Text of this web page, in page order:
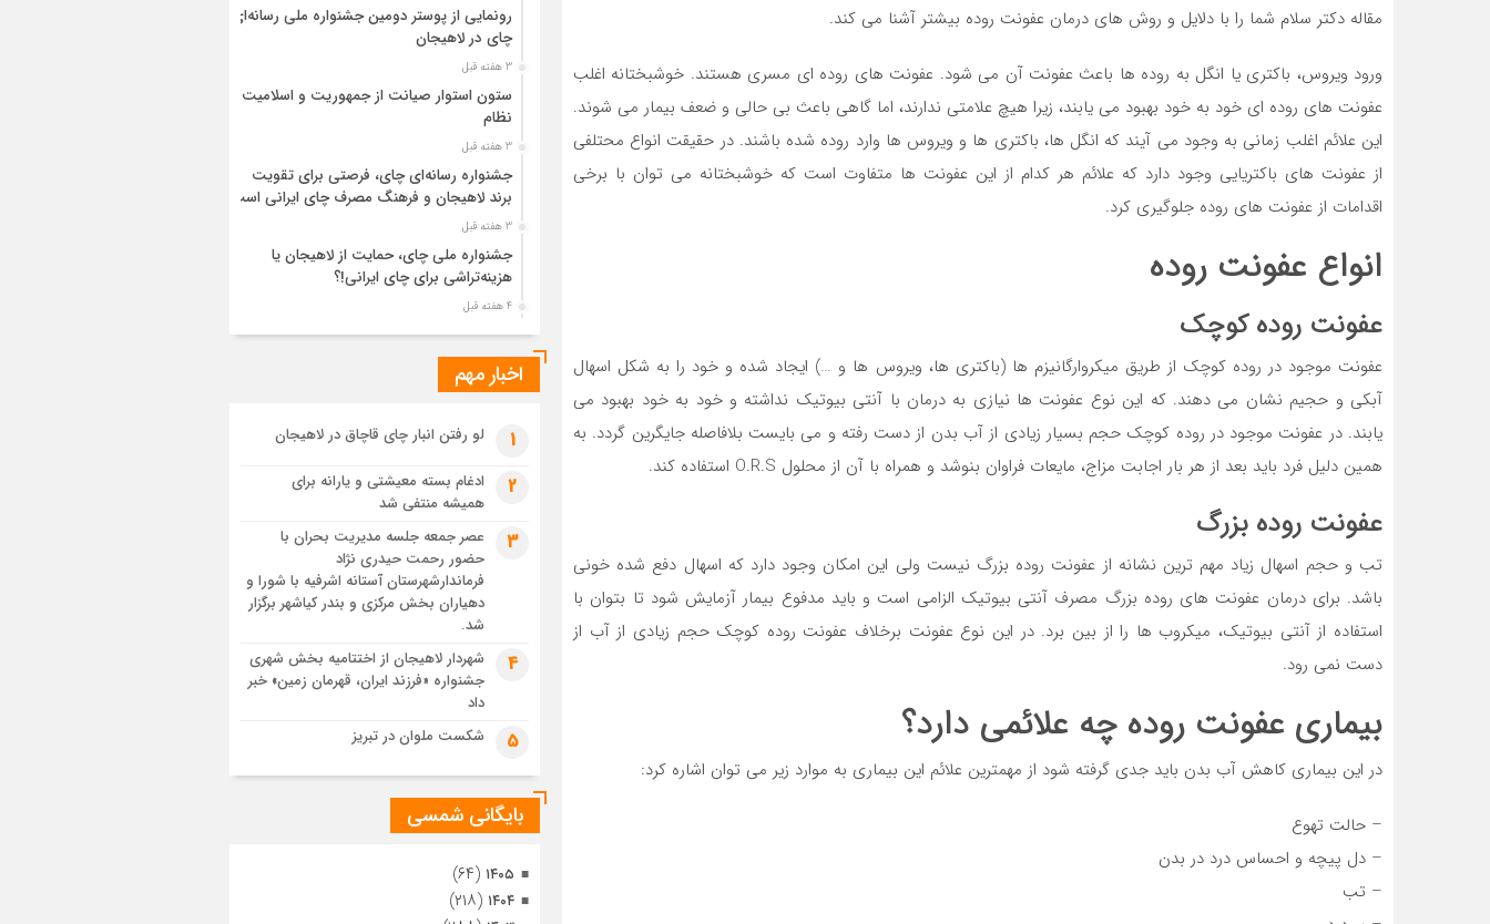
مقاله دکتر سلام شما را با دلایل و روش های درمان عفونت روده بیشتر آشنا می کند.
ورود ویروس، باکتری یا انگل به روده ها باعث عفونت آن می شود. عفونت های روده ای مسری هستند. خوشبختانه اغلب
عفونت های روده ای خود به خود بهبود می یابند، زیرا هیچ علامتی ندارند، اما گاهی باعث بی حالی و ضعف بیمار می شوند.
این علائم اغلب زمانی به وجود می آیند که انگل ها، باکتری ها و ویروس ها وارد روده شده باشند. در حقیقت انواع محتلفی
از عفونت های باکتریایی وجود دارد که علائم هر کدام از این عفونت ها متفاوت است که خوشبختانه می توان با برخی
اقدامات از عفونت های روده جلوگیری کرد.
انواع عفونت روده
عفونت روده کوچک
عفونت موجود در روده کوچک از طریق میکروارگانیزم ها (باکتری ها، ویروس ها و …) ایجاد شده و خود را به شکل اسهال
آبکی و حجیم نشان می دهند. که این نوع عفونت ها نیازی به درمان با آنتی بیوتیک نداشته و خود به خود بهبود می
یابند. در عفونت موجود در روده کوچک حجم بسیار زیادی از آب بدن از دست رفته و می بایست بلافاصله جایگرین گردد. به
همین دلیل فرد باید بعد از هر بار اجابت مزاج، مایعات فراوان بنوشد و همراه با آن از محلول O.R.S استفاده کند.
عفونت روده بزرگ
تب و حجم اسهال زیاد مهم ترین نشانه از عفونت روده بزرگ نیست ولی این امکان وجود دارد که اسهال دفع شده خونی
باشد. برای درمان عفونت های روده بزرگ مصرف آنتی بیوتیک الزامی است و باید مدفوع بیمار آزمایش شود تا بتوان با
استفاده از آنتی بیوتیک، میکروب ها را از بین برد. در این نوع عفونت برخلاف عفونت روده کوچک حجم زیادی از آب از
دست نمی رود.
بیماری عفونت روده چه علائمی دارد؟
در این بیماری کاهش آب بدن باید جدی گرفته شود از مهمترین علائم این بیماری به موارد زیر می توان اشاره کرد:
– حالت تهوع
– دل پیچه و احساس درد در بدن
– تب
رونمایی از پوستر دومین جشنواره ملی رسانه‌ای
چای در لاهیجان
3 هفته قبل
ستون استوار صیانت از جمهوریت و اسلامیت
نظام
3 هفته قبل
جشنواره رسانه‌ای چای، فرصتی برای تقویت
برند لاهیجان و فرهنگ مصرف چای ایرانی است
3 هفته قبل
جشنواره ملی چای، حمایت از لاهیجان یا
هزینه‌تراشی برای چای ایرانی!؟
4 هفته قبل
پیکر مطهر رهبر شهید انقلاب در حرم مطهر
رضوی آرام گرفت
آخر در آستان امام رئوف
تصاویر هوایی مراسم تشییع پیکر مطهر آقای
شهید ایران – مشهد
4 هفته قبل
مراسم تشییع پیکر مطهر آقای شهید ایران –
مشهد
تصاویری از تراکم جمعیت حاضر در میدان
ثورهالعشرین نجف اشرف
اخبار مهم
1 لو رفتن انبار چای قاچاق در لاهیجان
2
ادغام بسته معیشتی و یارانه برای
همیشه منتفی شد
3
عصر جمعه جلسه مدیریت بحران با
حضور رحمت حیدری نژاد
فرماندارشهرستان آستانه اشرفیه با شورا و
دهیاران بخش مرکزی و بندر کیاشهر برگزار
شد.
4
شهردار لاهیجان از اختتامیه بخش شهری
جشنواره «فرزند ایران، قهرمان زمین» خبر
داد
5 شکست ملوان در تبریز
بایگانی شمسی
۱۴۰۵ (۶۴)
۱۴۰۴ (۲۱۸)